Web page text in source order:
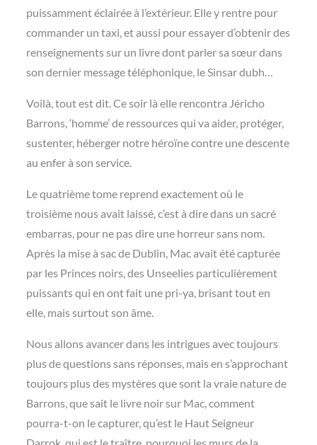
puissamment éclairée à l’extérieur. Elle y rentre pour
commander un taxi, et aussi pour essayer d’obtenir des
renseignements sur un livre dont parler sa sœur dans
son dernier message téléphonique, le Sinsar dubh…
Voilà, tout est dit. Ce soir là elle rencontra Jéricho
Barrons, ‘homme’ de ressources qui va aider, protéger,
sustenter, héberger notre héroïne contre une descente
au enfer à son service.
Le quatrième tome reprend exactement où le
troisième nous avait laissé, c’est à dire dans un sacré
embarras, pour ne pas dire une horreur sans nom.
Après la mise à sac de Dublin, Mac avait été capturée
par les Princes noirs, des Unseelies particulièrement
puissants qui en ont fait une pri-ya, brisant tout en
elle, mais surtout son âme.
Nous allons avancer dans les intrigues avec toujours
plus de questions sans réponses, mais en s’approchant
toujours plus des mystères que sont la vraie nature de
Barrons, que sait le livre noir sur Mac, comment
pourra-t-on le capturer, qu’est le Haut Seigneur